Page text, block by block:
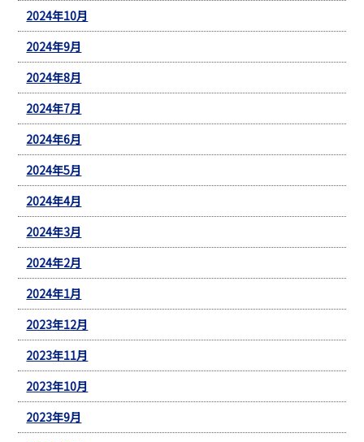
2024年10月
2024年9月
2024年8月
2024年7月
2024年6月
2024年5月
2024年4月
2024年3月
2024年2月
2024年1月
2023年12月
2023年11月
2023年10月
2023年9月